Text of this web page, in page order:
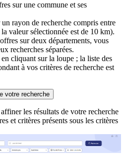
sur une commune et ses
rayon de recherche compris entre
valeur sélectionnée est de 10 km).
sur deux départements, vous
recherches séparées.
cliquant sur la loupe ; la liste des
à vos critères de recherche est
votre recherche
les résultats de votre recherche
et critères présents sous les critères